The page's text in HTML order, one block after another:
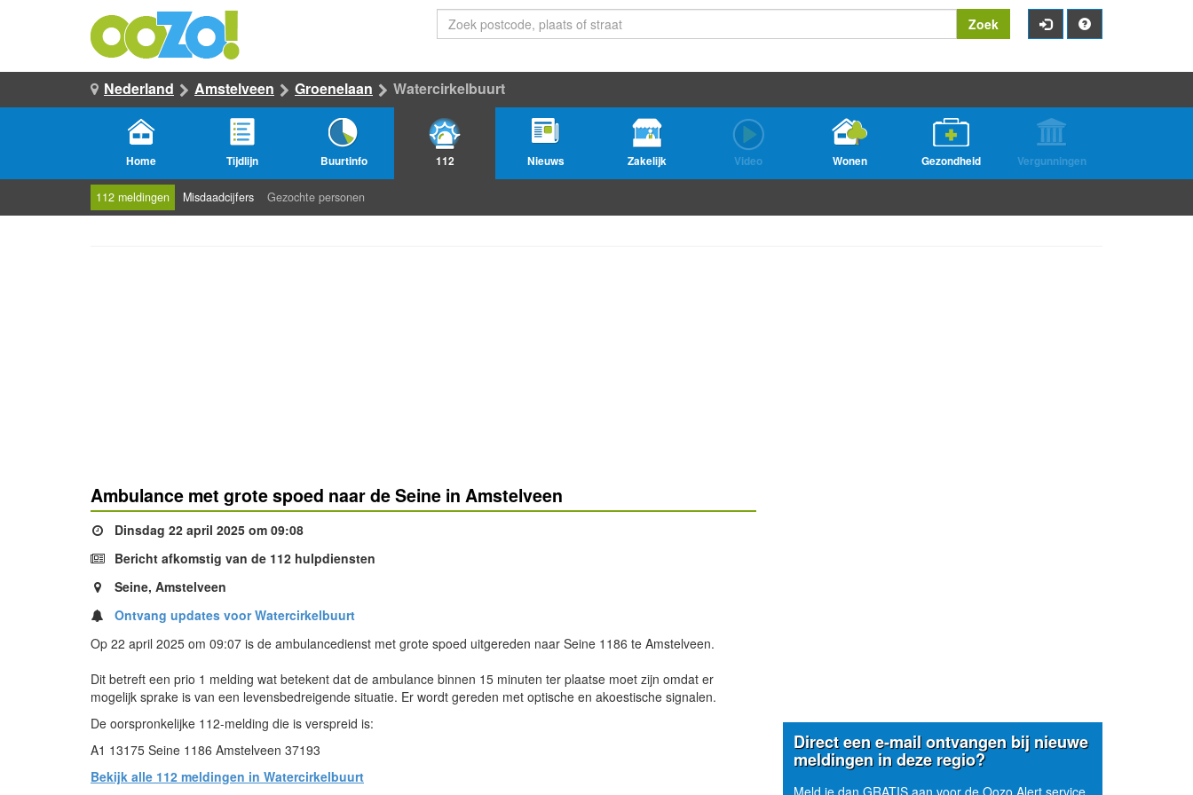
Zoek
Nederland Amstelveen Groenelaan Watercirkelbuurt
Home Tijdlijn Buurtinfo 112 Nieuws Zakelijk Video Wonen Gezondheid Vergunningen
112 meldingen Misdaadcijfers Gezochte personen
Ambulance met grote spoed naar de Seine in Amstelveen
Dinsdag 22 april 2025 om 09:08
Bericht afkomstig van de 112 hulpdiensten
Seine, Amstelveen
Ontvang updates voor Watercirkelbuurt
Op 22 april 2025 om 09:07 is de ambulancedienst met grote spoed uitgereden naar Seine 1186 te Amstelveen.
Dit betreft een prio 1 melding wat betekent dat de ambulance binnen 15 minuten ter plaatse moet zijn omdat er
mogelijk sprake is van een levensbedreigende situatie. Er wordt gereden met optische en akoestische signalen.
De oorspronkelijke 112-melding die is verspreid is:
A1 13175 Seine 1186 Amstelveen 37193
Bekijk alle 112 meldingen in Watercirkelbuurt
Direct een e-mail ontvangen bij nieuwe
meldingen in deze regio?
Meld je dan GRATIS aan voor de Oozo Alert service